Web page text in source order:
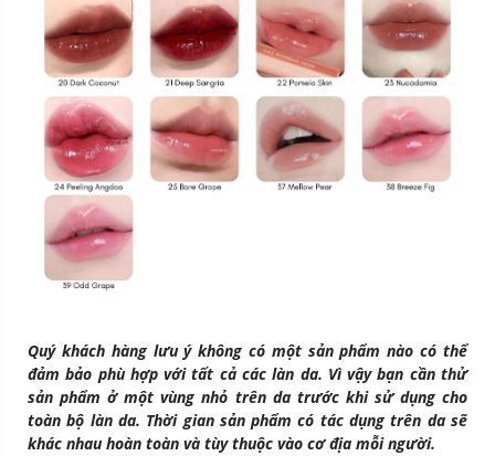
Quý khách hàng lưu ý không có một sản phẩm nào có thể
đảm bảo phù hợp với tất cả các làn da. Vì vậy bạn cần thử
sản phẩm ở một vùng nhỏ trên da trước khi sử dụng cho
toàn bộ làn da. Thời gian sản phẩm có tác dụng trên da sẽ
khác nhau hoàn toàn và tùy thuộc vào cơ địa mỗi người.